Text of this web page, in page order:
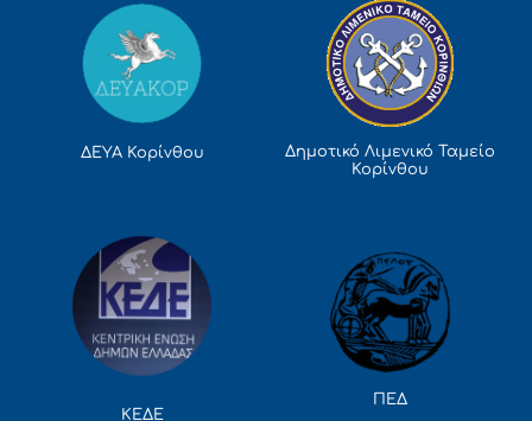
ΔΕΥΑ Κορίνθου
Δημοτικό Λιμενικό Ταμείο
Κορίνθου
ΚΕΔΕ
ΠΕΔ